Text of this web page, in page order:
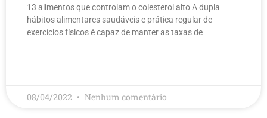
13 alimentos que controlam o colesterol alto​ A dupla
hábitos alimentares saudáveis e prática regular de
exercícios físicos é capaz de manter as taxas de
08/04/2022 Nenhum comentário